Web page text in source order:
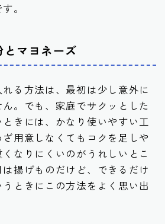
。
マヨネーズ
る方法は、最初は少し意外に
。でも、家庭でサクッとした
きには、かなり使いやすい工
用意しなくてもコクを足しや
なりにくいのがうれしいとこ
揚げものだけど、できるだけ
ときにこの方法をよく思い出